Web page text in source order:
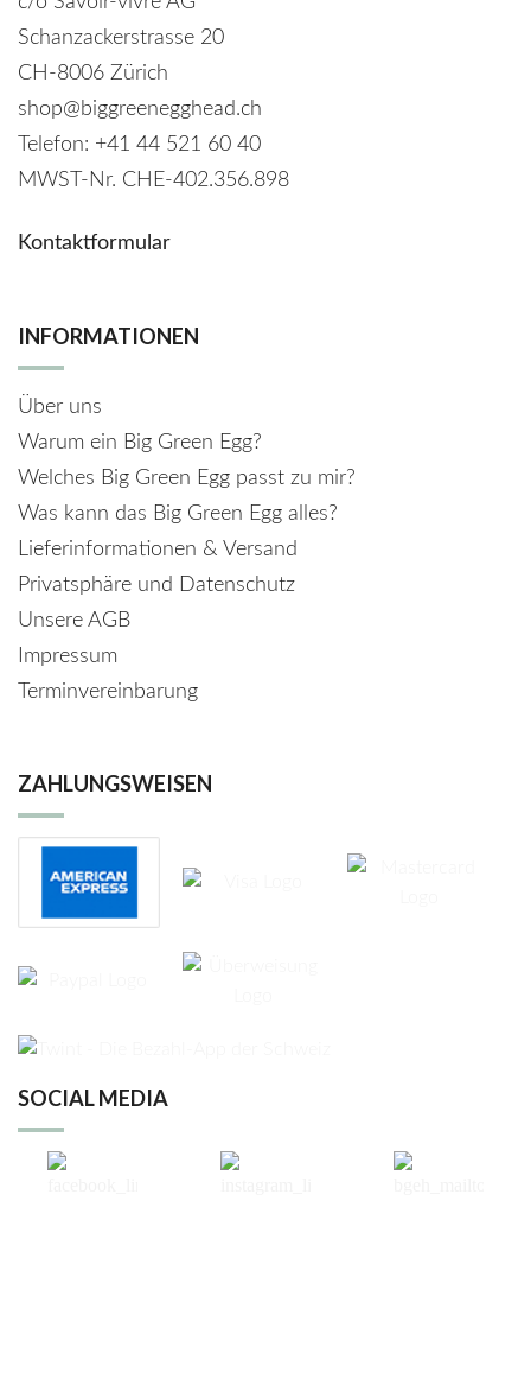
Schanzackerstrasse 20
CH-8006 Zürich
shop@biggreenegghead.ch
Telefon: +41 44 521 60 40
MWST-Nr. CHE-402.356.898
Kontaktformular
INFORMATIONEN
Über uns
Warum ein Big Green Egg?
Welches Big Green Egg passt zu mir?
Was kann das Big Green Egg alles?
Lieferinformationen & Versand
Privatsphäre und Datenschutz
Unsere AGB
Impressum
Terminvereinbarung
ZAHLUNGSWEISEN
SOCIAL MEDIA